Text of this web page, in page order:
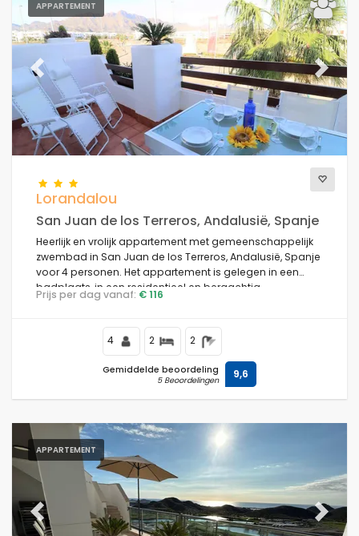
APPARTEMENT
Previous Next
Lorandalou
San Juan de los Terreros, Andalusië, Spanje
Heerlijk en vrolijk appartement met gemeenschappelijk
zwembad in San Juan de los Terreros, Andalusië, Spanje
voor 4 personen. Het appartement is gelegen in een
badplaats, in een residentieel en bergachtig
strandgebied, dichtbij supermarkten en op 200 m van
Prijs per dag vanaf: € 116
4 2 2
Gemiddelde beoordeling
5 Beoordelingen 9,6
APPARTEMENT
Previous Next